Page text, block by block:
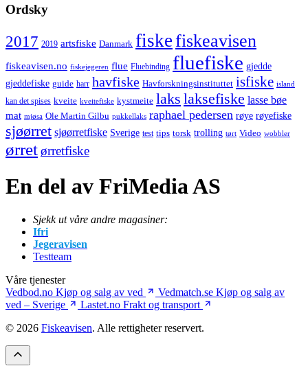
Ordsky
2017 2019 artsfiske Danmark fiskefiskeavisen
fiskeavisen.no fiskejegeren flue Fluebinding fluefiske gjedde
gjeddefiske guide harr havfiske Havforskningsinstituttet isfiske island
kan det spises kveite kveitefiske kystmeite laks laksefiske lasse bøe
mat mjøsa Ole Martin Gilbu pukkellaks raphael pedersen røye røyefiske
sjøørret sjøørretfiske Sverige test tips torsk trolling tørt Video wobbler
ørretørretfiske
En del av FriMedia AS
Sjekk ut våre andre magasiner:
Ifri
Jegeravisen
Testteam
Våre tjenester
Vedbod.no Kjøp og salg av ved Vedmatch.se Kjøp og salg av
ved – Sverige
Lastet.no Frakt og transport
© 2026 Fiskeavisen. Alle rettigheter reservert.